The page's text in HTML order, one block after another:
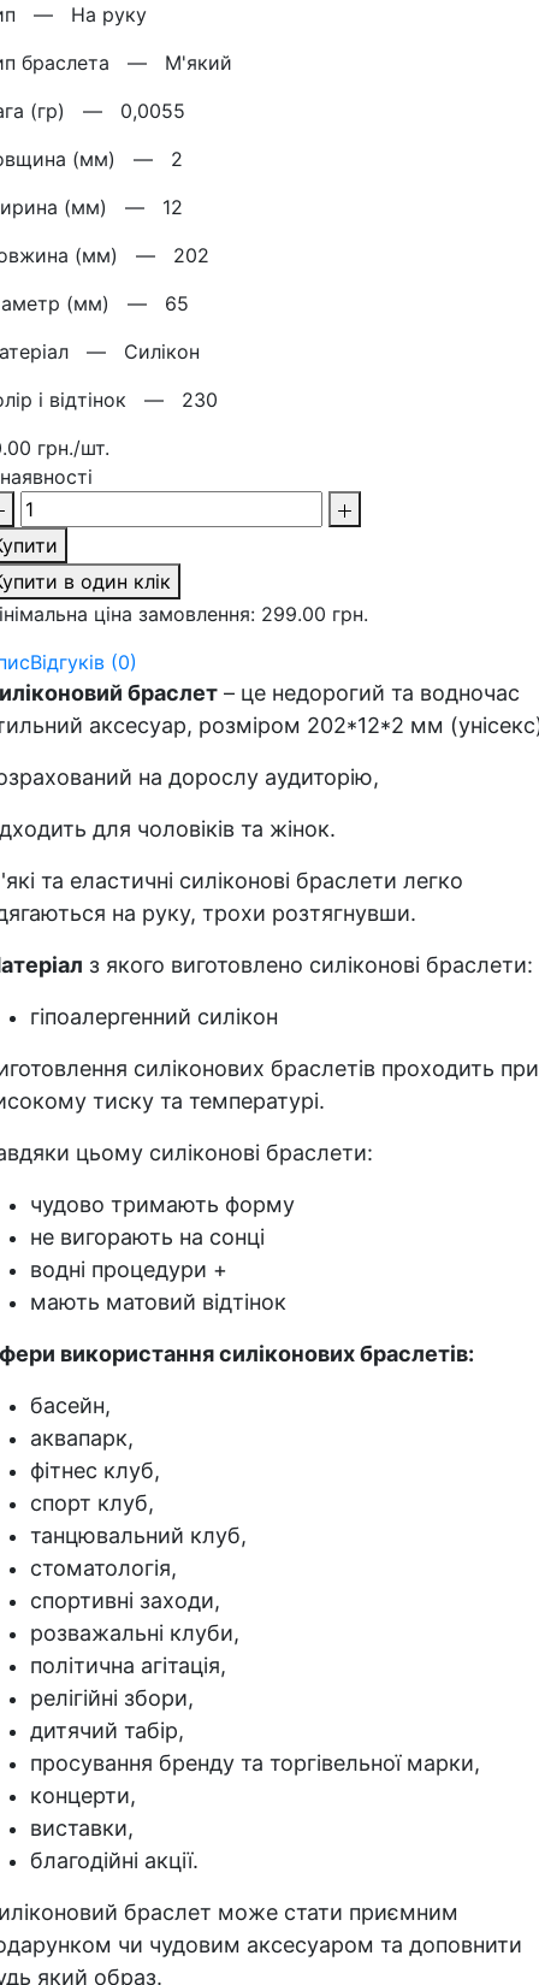
— На руку
браслета — М'який
(гр) — 0,0055
(мм) — 2
(мм) — 12
(мм) — 202
(мм) — 65
— Силікон
і відтінок — 230
грн./шт.
в один клік
ціна замовлення: 299.00 грн.
Відгуків (0)
браслет – це недорогий та водночас
аксесуар, розміром 202*12*2 мм
на дорослу аудиторію,
для чоловіків та жінок.
та еластичні силіконові браслети легко
на руку, трохи розтягнувши.
з якого виготовлено силіконові браслети:
гіпоалергенний силікон
силіконових браслетів проходить при
тиску та температурі.
цьому силіконові браслети:
чудово тримають форму
не вигорають на сонці
водні процедури +
мають матовий відтінок
використання силіконових браслетів:
басейн,
аквапарк,
фітнес клуб,
спорт клуб,
танцювальний клуб,
стоматологія,
спортивні заходи,
розважальні клуби,
політична агітація,
релігійні збори,
дитячий табір,
просування бренду та торгівельної марки,
концерти,
виставки,
благодійні акції.
браслет може стати приємним
чи чудовим аксесуаром та доповнити
який образ.